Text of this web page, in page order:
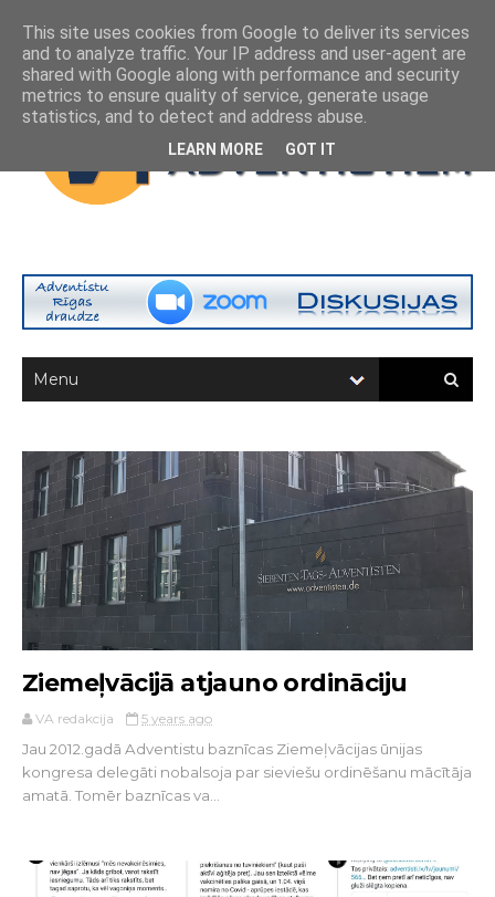
Ziemeļvācijā atjauno ordināciju
VA redakcija 5 years ago
Jau 2012.gadā Adventistu baznīcas Ziemeļvācijas ūnijas
kongresa delegāti nobalsoja par sieviešu ordinēšanu mācītāja
amatā. Tomēr baznīcas va...
This site uses cookies from Google to deliver its services
and to analyze traffic. Your IP address and user-agent are
shared with Google along with performance and security
metrics to ensure quality of service, generate usage
statistics, and to detect and address abuse.
LEARN MORE GOT IT